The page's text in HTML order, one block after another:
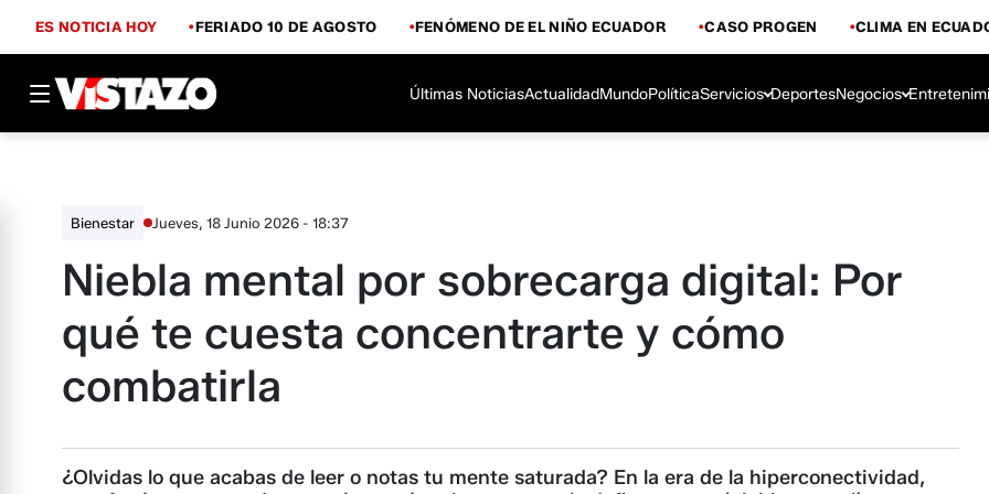
ES NOTICIA HOY FERIADO 10 DE AGOSTO FENÓMENO DE EL NIÑO ECUADOR CASO PROGEN CLIMA EN
Últimas NoticiasActualidadMundoPolíticaServicios DeportesNegocios
Bienestar Jueves, 18 Junio 2026 - 18:37
Niebla mental por sobrecarga digital: Por
qué te cuesta concentrarte y cómo
combatirla
¿Olvidas lo que acabas de leer o notas tu mente saturada? En la era de la hiperconectividad,